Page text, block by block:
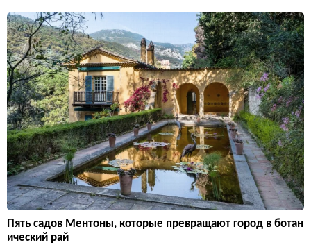
Пять садов Ментоны, которые превращают город в ботан
ический рай